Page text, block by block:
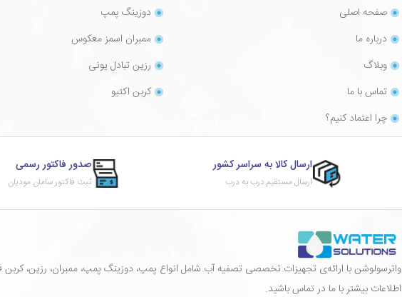
صفحه اصلی
درباره ما
وبلاگ
تماس با ما
چرا اعتماد کنیم؟
دوزینگ پمپ
ممبران اسمز معکوس
رزین تبادل یونی
کربن اکتیو
ارسال کالا به سراسر کشور
ارسال مستقیم درب به درب
صدور فاکتور رسمی
ثبت فاکتور سامان مودیان
واترسولوشن با ارائه‌ی تجهیزات تخصصی تصفیه آب شامل انواع پمپ، دوزینگ پمپ، ممبران، رزین، کربن
اطلاعات بیشتر با ما در تماس باشید.